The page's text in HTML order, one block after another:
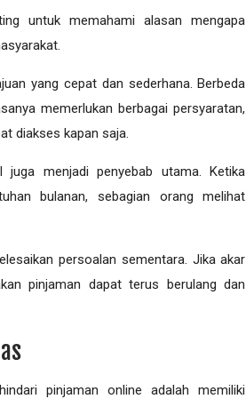
untuk memahami alasan mengapa
yang cepat dan sederhana. Berbeda
memerlukan berbagai persyaratan,
diakses kapan saja.
menjadi penyebab utama. Ketika
bulanan, sebagian orang melihat
persoalan sementara. Jika akar
pinjaman dapat terus berulang dan
pinjaman online adalah memiliki